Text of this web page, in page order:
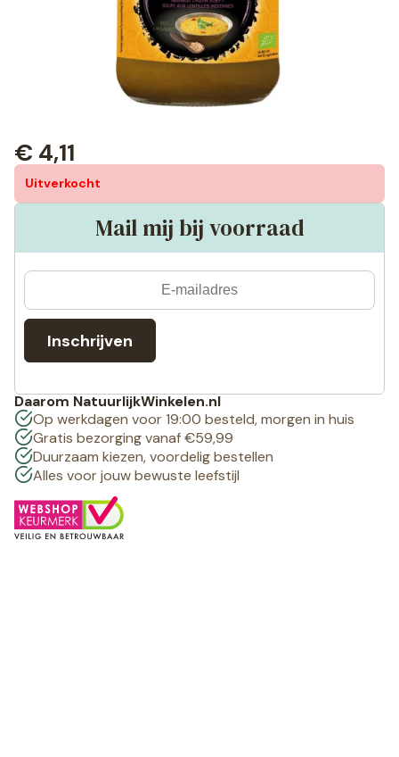
Uitverkocht
€ 4,11
Mail mij bij voorraad
Inschrijven
Daarom NatuurlijkWinkelen.nl
Op werkdagen voor 19:00 besteld, morgen in huis
Gratis bezorging vanaf €59,99
Duurzaam kiezen, voordelig bestellen
Alles voor jouw bewuste leefstijl